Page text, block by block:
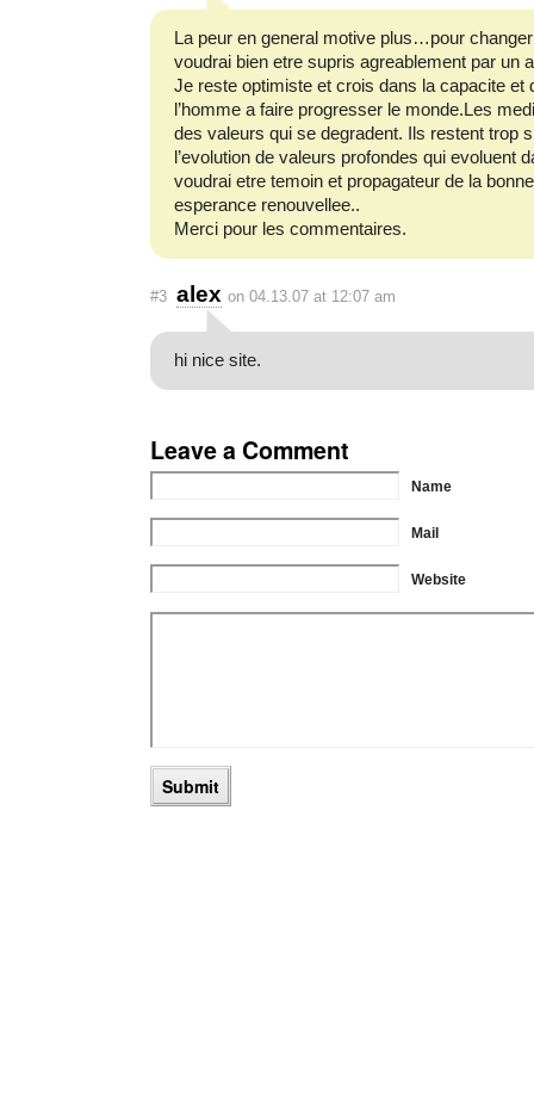
La peur en general motive plus…pour
voudrai bien etre supris agreablement par un
Je reste optimiste et crois dans la capacite et
l’homme a faire progresser le monde.Les
des valeurs qui se degradent. Ils restent trop
l’evolution de valeurs profondes qui evoluent
voudrai etre temoin et propagateur de la
esperance renouvellee..
Merci pour les commentaires.
#3 alex on 04.13.07 at 12:07 am
hi nice site.
Leave a Comment
Name
Mail
Website